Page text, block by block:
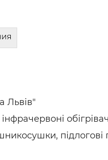
Львів"
підлогові